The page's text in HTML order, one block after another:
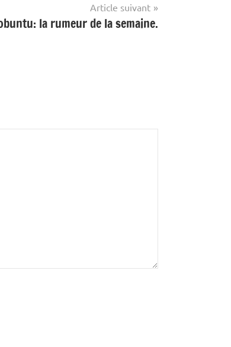
Article suivant
la rumeur de la semaine.